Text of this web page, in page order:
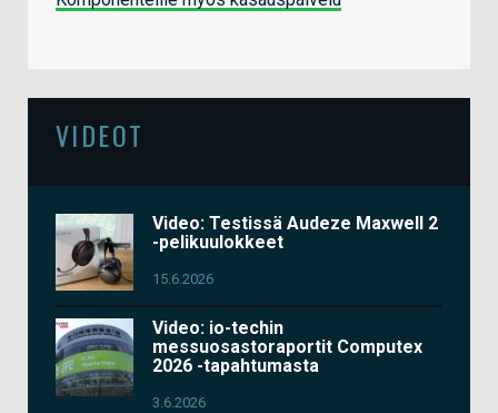
VIDEOT
Video: Testissä Audeze Maxwell 2
-pelikuulokkeet
15.6.2026
Video: io-techin
messuosastoraportit Computex
2026 -tapahtumasta
3.6.2026